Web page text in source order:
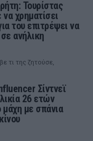
Τουρίστας
να χρηματίσει
του επιτρέψει να
ανήλικη
τι της ζητούσε,
Σίντνεϊ
26 ετών
μάχη με σπάνια